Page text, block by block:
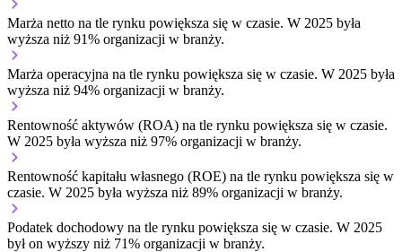
Marża netto na tle rynku powiększa się w czasie. W 2025 była
wyższa niż 91% organizacji w branży.
Marża operacyjna na tle rynku powiększa się w czasie. W 2025 była
wyższa niż 94% organizacji w branży.
Rentowność aktywów (ROA) na tle rynku powiększa się w czasie.
W 2025 była wyższa niż 97% organizacji w branży.
Rentowność kapitału własnego (ROE) na tle rynku powiększa się w
czasie. W 2025 była wyższa niż 89% organizacji w branży.
Podatek dochodowy na tle rynku powiększa się w czasie. W 2025
był on wyższy niż 71% organizacji w branży.